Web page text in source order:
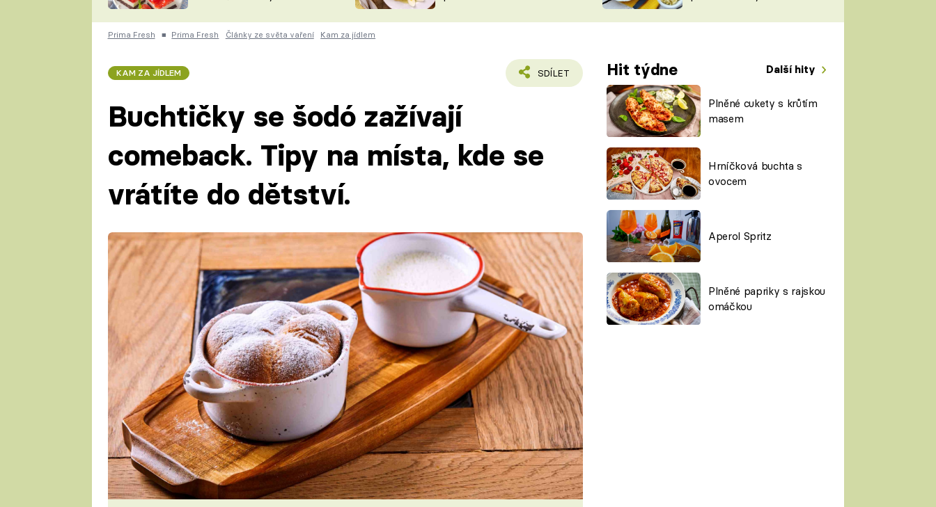
ČESKO NA TALÍŘI
VYCHYTÁVKY
ŠÉFREDAKTORKY
ČASOPIS
Prima Fresh ■ Prima Fresh Články ze světa vaření Kam za jídlem
KAM ZA JÍDLEM SDÍLET Hit týdne Další hity
Plněné cukety s krůtím
masem
Hrníčková buchta s
ovocem
Aperol Spritz
Plněné papriky s rajskou
omáčkou
Buchtičky se šodó zažívají
comeback. Tipy na místa, kde se
vrátíte do dětství.